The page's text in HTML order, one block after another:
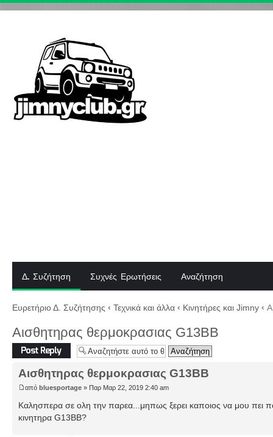
Δ. Συζήτηση Συχνές Ερωτήσεις Αναζήτηση
Ευρετήριο Δ. Συζήτησης ‹ Τεχνικά και άλλα ‹ Κινητήρες και Jimny ‹
Αισθητηρας θερμοκρασιας G13BB
Δημιουργία
απάντησης
Αισθητηρας θερμοκρασιας G13BB
από bluesportage » Παρ Μαρ 22, 2019 2:40 am
Καλησπερα σε ολη την παρεα...μηπως ξερει καποιος να μου πει
κινητηρα G13BB?